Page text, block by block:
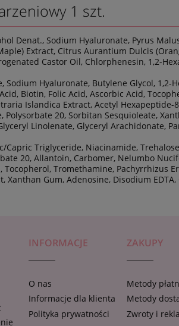
1 szt.
Denat., Sodium Hyaluronate, Pyrus
Extract, Citrus Aurantium Dulcis
Castor Oil, Chlorphenesin, 1,2-
Hyaluronate, Butylene Glycol, 1,2-
Biotin, Folic Acid, Ascorbic Acid,
Islandica Extract, Acetyl
20, Sorbitan Sesquioleate,
Linolenate, Glyceryl Arachidonate,
Triglyceride, Niacinamide,
20, Allantoin, Carbomer, Nelumbo
Tromethamine, Pachyrrhizus
Gum, Adenosine, Disodium
INFORMACJE
O nas
Informacje dla klienta
Polityka prywatności
ZAKUPY
Metody
Metody
Zwroty i